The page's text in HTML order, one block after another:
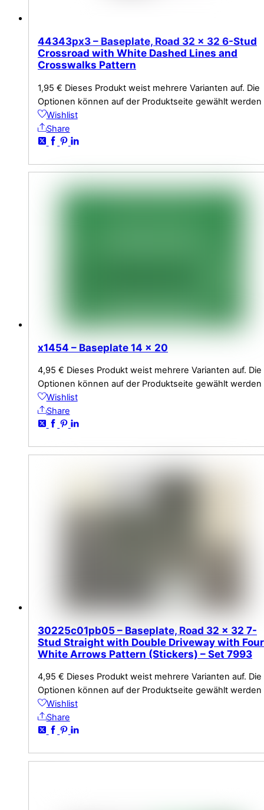
44343px3 – Baseplate, Road 32 x 32 6-Stud
Crossroad with White Dashed Lines and
Crosswalks Pattern
1,95 € Dieses Produkt weist mehrere Varianten auf. Die
Optionen können auf der Produktseite gewählt werden
Wishlist
Share
x1454 – Baseplate 14 x 20
4,95 € Dieses Produkt weist mehrere Varianten auf. Die
Optionen können auf der Produktseite gewählt werden
Wishlist
Share
30225c01pb05 – Baseplate, Road 32 x 32 7-
Stud Straight with Double Driveway with Four
White Arrows Pattern (Stickers) – Set 7993
4,95 € Dieses Produkt weist mehrere Varianten auf. Die
Optionen können auf der Produktseite gewählt werden
Wishlist
Share